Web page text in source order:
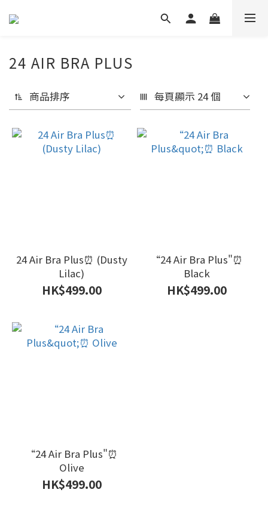
24 AIR BRA PLUS
商品排序 每頁顯示 24 個
24 Air Bra Plus⏰ (Dusty
Lilac)
HK$499.00
“24 Air Bra Plus"⏰
Black
HK$499.00
“24 Air Bra Plus"⏰
Olive
HK$499.00